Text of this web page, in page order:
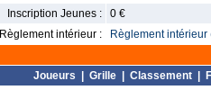
Inscription Jeunes :
0 €
Règlement intérieur :
Règlement intérieur
Joueurs Grille Classement